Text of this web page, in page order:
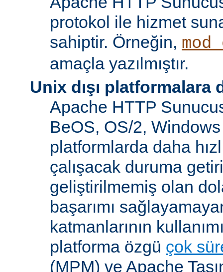
protokol ile hizmet
sahiptir. Örneğin,
amaçla yazılmıştır.
Unix dışı platformalara
Apache HTTP
BeOS, OS/2,
platformlarda daha
çalışacak duruma
geliştirilmemiş olan
başarımı
katmanlarının
platforma özgü çok
(MPM) ve Apache